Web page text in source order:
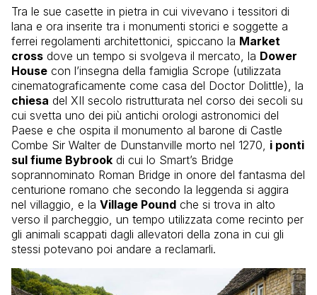
Tra le sue casette in pietra in cui vivevano i tessitori di
lana e ora inserite tra i monumenti storici e soggette a
ferrei regolamenti architettonici, spiccano la Market
cross dove un tempo si svolgeva il mercato, la Dower
House con l’insegna della famiglia Scrope (utilizzata
cinematograficamente come casa del Doctor Dolittle), la
chiesa del XII secolo ristrutturata nel corso dei secoli su
cui svetta uno dei più antichi orologi astronomici del
Paese e che ospita il monumento al barone di Castle
Combe Sir Walter de Dunstanville morto nel 1270, i ponti
sul fiume Bybrook di cui lo Smart’s Bridge
soprannominato Roman Bridge in onore del fantasma del
centurione romano che secondo la leggenda si aggira
nel villaggio, e la Village Pound che si trova in alto
verso il parcheggio, un tempo utilizzata come recinto per
gli animali scappati dagli allevatori della zona in cui gli
stessi potevano poi andare a reclamarli.